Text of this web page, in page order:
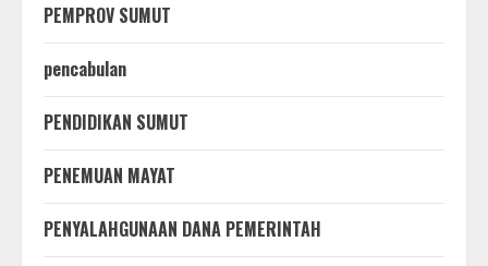
PEMPROV SUMUT
pencabulan
PENDIDIKAN SUMUT
PENEMUAN MAYAT
PENYALAHGUNAAN DANA PEMERINTAH